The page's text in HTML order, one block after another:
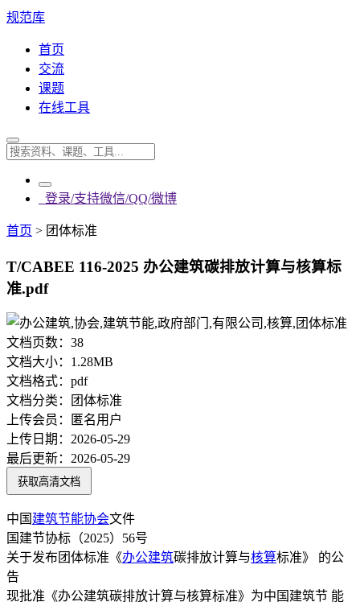
规范库
首页
交流
课题
在线工具
登录/支持微信/QQ/微博
首页 > 团体标准
T/CABEE 116-2025 办公建筑碳排放计算与核算标
准.pdf
文档页数： 38
文档大小： 1.28MB
文档格式： pdf
文档分类：
团体标准
上传会员：
匿名用户
上传日期： 2026-05-29
最后更新： 2026-05-29
获取高清文档
中国 建筑节能协会文件
国建节协标（2025）56号
关于发布团体标准《办公建筑碳排放计算与核算标准》 的公
告
现批准《办公建筑碳排放计算与核算标准》为中国建筑节 能